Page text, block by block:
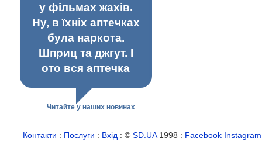
у фільмах жахів.
Ну, в їхніх аптечках
була наркота.
Шприц та джгут. І
ото вся аптечка
Читайте у наших новинах
Контакти : Послуги : Вхід : ©SD.UA1998 : Facebook Instagram